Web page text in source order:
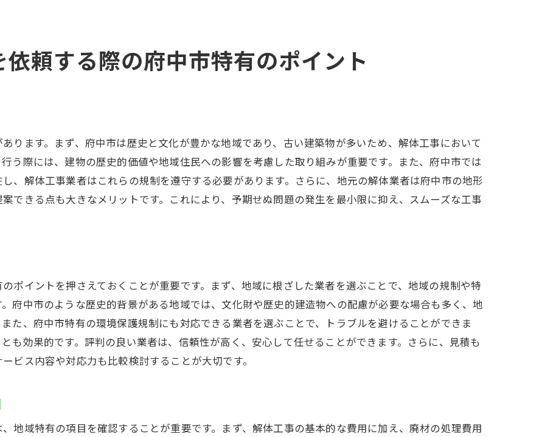
府中市の解体工事関連法令の最新情報
市の解体工事での見積もり後に発生する可能性のある追加料金
追加料金を回避するための契約方法
見積もり後の追加工事の対策
追加料金が発生した際の対処法
追加料金に関するトラブル防止策
頼する際の府中市特有のポイント
ります。まず、府中市は歴史と文化が豊かな地域であり、古い建築物が多いため、解体工事において
う際には、建物の歴史的価値や地域住民への影響を考慮した取り組みが重要です。また、府中市では
、解体工事業者はこれらの規制を遵守する必要があります。さらに、地元の解体業者は府中市の地形
できる点も大きなメリットです。これにより、予期せぬ問題の発生を最小限に抑え、スムーズな工事
ポイントを押さえておくことが重要です。まず、地域に根ざした業者を選ぶことで、地域の規制や特
府中市のような歴史的背景がある地域では、文化財や歴史的建造物への配慮が必要な場合も多く、地
た、府中市特有の環境保護規制にも対応できる業者を選ぶことで、トラブルを避けることができま
も効果的です。評判の良い業者は、信頼性が高く、安心して任せることができます。さらに、見積も
ビス内容や対応力も比較検討することが大切です。
地域特有の項目を確認することが重要です。まず、解体工事の基本的な費用に加え、廃材の処理費用